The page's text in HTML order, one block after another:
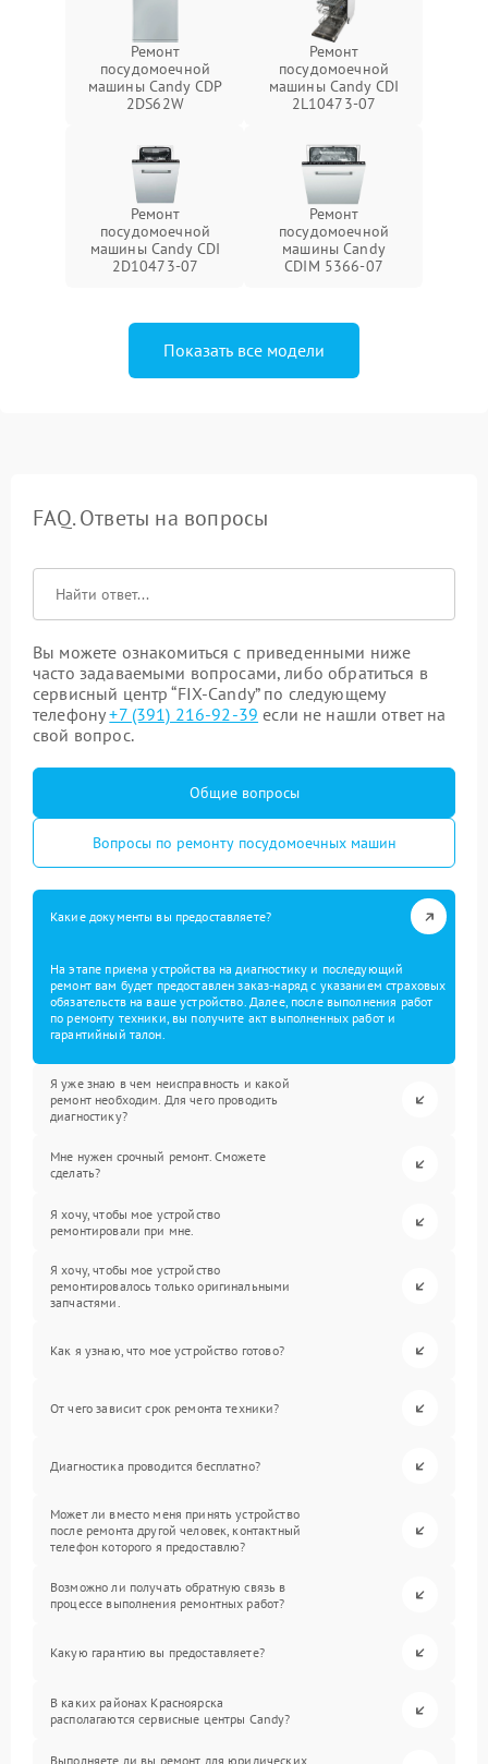
Ремонт
посудомоечной
машины Candy CDP
2DS62W
Ремонт
посудомоечной
машины Candy CDI
2L10473-07
Ремонт
посудомоечной
машины Candy CDI
2D10473-07
Ремонт
посудомоечной
машины Candy
CDIM 5366-07
Показать все модели
FAQ. Ответы на вопросы
Вы можете ознакомиться с приведенными ниже
часто задаваемыми вопросами, либо обратиться в
сервисный центр “FIX-Candy” по следующему
телефону+7 (391) 216-92-39 если не нашли ответ на
свой вопрос.
Общие вопросы
Вопросы по ремонту посудомоечных машин
Какие документы вы предоставляете?
На этапе приема устройства на диагностику и последующий
ремонт вам будет предоставлен заказ-наряд с указанием страховых
обязательств на ваше устройство. Далее, после выполнения работ
по ремонту техники, вы получите акт выполненных работ и
гарантийный талон.
Я уже знаю в чем неисправность и какой
ремонт необходим. Для чего проводить
диагностику?
Мне нужен срочный ремонт. Сможете
сделать?
Я хочу, чтобы мое устройство
ремонтировали при мне.
Я хочу, чтобы мое устройство
ремонтировалось только оригинальными
запчастями.
Как я узнаю, что мое устройство готово?
От чего зависит срок ремонта техники?
Диагностика проводится бесплатно?
Может ли вместо меня принять устройство
после ремонта другой человек, контактный
телефон которого я предоставлю?
Возможно ли получать обратную связь в
процессе выполнения ремонтных работ?
Какую гарантию вы предоставляете?
В каких районах Красноярска
располагаются сервисные центры Candy?
Выполняете ли вы ремонт для юридических